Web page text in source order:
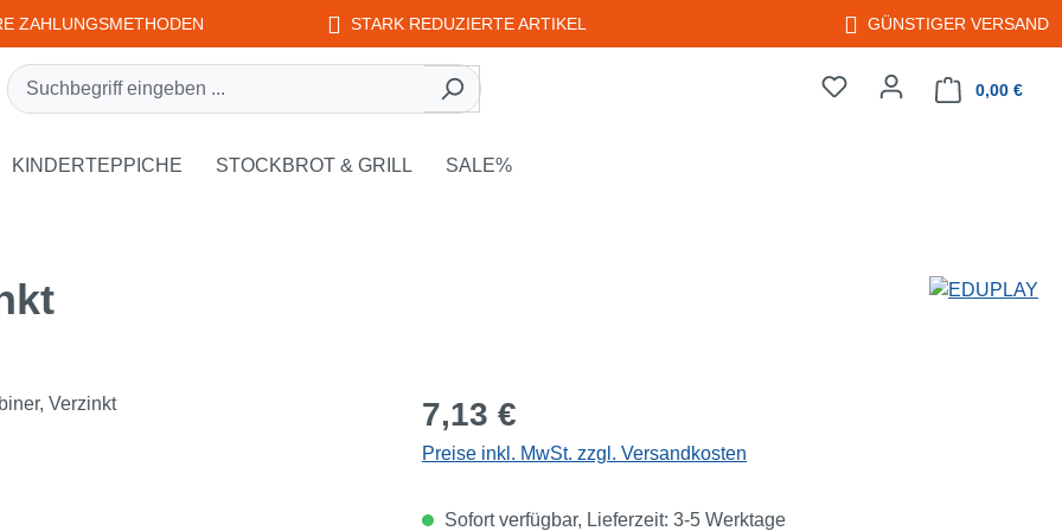
ZAHLUNGSMETHODEN STARK REDUZIERTE ARTIKEL GÜNSTIGER VERSAND
0,00 €
Warenkorb
EDUPLAY
der Kategorie WEPLAY
KINDERTEPPICHE STOCKBROT & GRILL SALE%
Regulärer Preis:
7,13 €
Preise inkl. MwSt. zzgl. Versandkosten
Sofort verfügbar, Lieferzeit: 3-5 Werktage